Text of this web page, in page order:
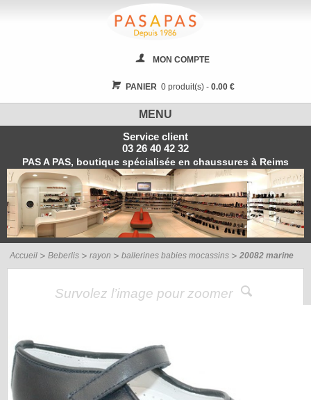
MON COMPTE
PANIER0 produit(s) - 0.00 €
MENU
Service client
03 26 40 42 32
PAS A PAS, boutique spécialisée en chaussures à Reims
Accueil Beberlis rayon ballerines babies mocassins 20082 marine
Survolez l’image pour zoomer